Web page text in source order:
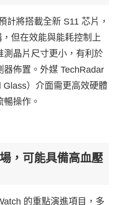
計將搭載全新 S11 芯片，
但在效能與能耗控制上
測晶片尺寸更小，有利於
佈置。外媒 TechRadar
）介面需更高效硬體
操作。
，可能具備高血壓
的重點演進項目，多